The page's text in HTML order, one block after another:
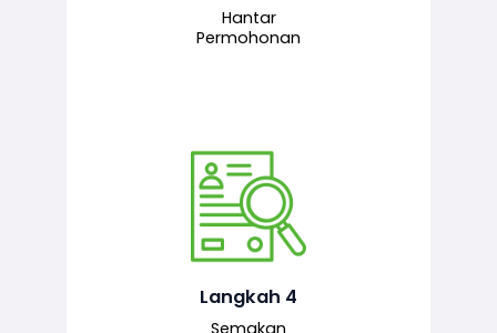
Hantar
Permohonan
Langkah 4
Semakan
Pegawai penyemak menyemak
maklumat yang dikemukakan. Jika
semua maklumat adalah lengkap dan
kepada pegawai pelulus untuk
tindakan seterusnya.